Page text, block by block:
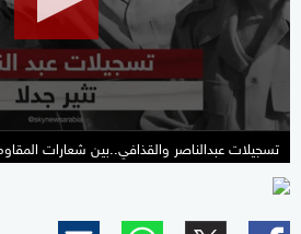
تسجيلات عبدالناصر والقذافي..بين شعارات